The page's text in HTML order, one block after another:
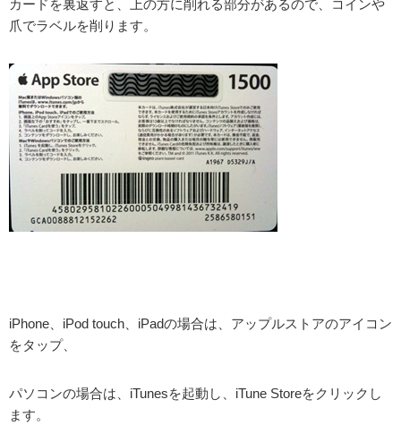
カードを裏返すと、上の方に削れる部分があるので、コインや
爪でラベルを削ります。
iPhone、iPod touch、iPadの場合は、アップルストアのアイコン
をタップ、
パソコンの場合は、iTunesを起動し、iTune Storeをクリックし
ます。